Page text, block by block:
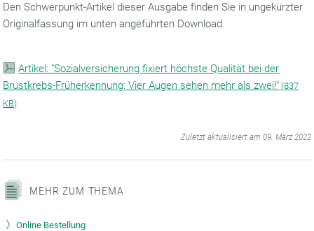
Den Schwerpunkt-Artikel dieser Ausgabe finden Sie in ungekürzter
Originalfassung im unten angeführten Download.
Artikel: "Sozialversicherung fixiert höchste Qualität bei der
Brustkrebs-Früherkennung: Vier Augen sehen mehr als zwei!" (837
KB)
Zuletzt aktualisiert am 09. März 2022
MEHR ZUM THEMA
Online Bestellung